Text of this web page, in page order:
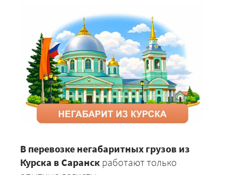
В перевозке негабаритных грузов из
Курска в Саранск работают только